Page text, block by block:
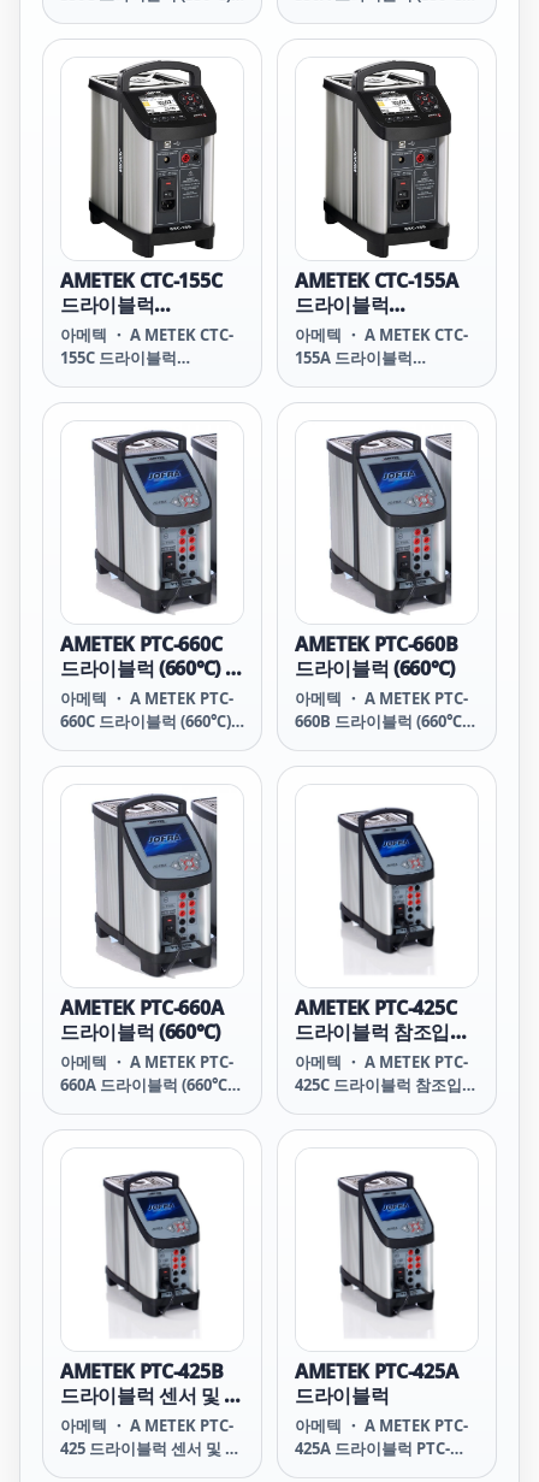
350C Compact
Temperature
Calibrator with
reference sensor input
■ 사양 - 온도범위 : 28 ~
350 ℃ - 정확도 : 0.25 /
0.45 ℃ - 안정도 : 0.1 ℃ -
분해능 : 0.01 ℃
Temperature
Calibrator ■ 사양 - 온도
범위 : 28 ~ 350 ℃ - 정확도
: 0.25 / 0.45 ℃ - 안정도 :
0.1 ℃ - 분해능 : 0.01 ℃
AMETEK CTC-155C
드라이블럭
(-25~155℃) 기준 센서
입력 포함
아메텍 ・ A METEK CTC-
155C 드라이블럭
력 포함 CTC-155C
Compact Temperature
Calibrator with
reference sensor input
■ 사양 - 온도범위 : -25 ~
155 ℃ - 정확도 : 0.2 ℃ - 안
정도 : 0.05℃ - 분해능 :
AMETEK CTC-155A
드라이블럭
(-25~155℃)
아메텍 ・ A METEK CTC-
155A 드라이블럭
Compact Temperature
Calibrator ■ 사양 - 온도
범위 : -25 ~ 155 ℃ - 정확도
: 0.2 ℃ - 안정도 : 0.05℃ -
분해능 : 0.01
AMETEK PTC-660C
드라이블럭 (660℃) 참
조입력 포함
아메텍 ・ A METEK PTC-
660C 드라이블럭 (660℃)
Professional
Temperature
Calibrator with
reference input ■ 사양
- 온도범위 : +33 ~ 660 ℃ -
정확도 : 0.15 ~ 0.2 ℃ - 안
정도 : 0.04 ℃ - 분해능 :
AMETEK PTC-660B
드라이블럭 (660℃)
아메텍 ・ A METEK PTC-
660B 드라이블럭 (660℃)
PTC-660B Professional
Temperature
Calibrator with sensor
and reference inputs ■
사양 - 온도범위 : +33 ~ 660
℃ - 정확도 : 0.15 ~ 0.2 ℃ -
안정도 : 0.04 ℃ - 분해능 :
AMETEK PTC-660A
드라이블럭 (660℃)
아메텍 ・ A METEK PTC-
660A 드라이블럭 (660℃)
Temperature
Calibrator ■ 사양 - 온도
범위 : +33 ~ 660 ℃ - 정확
도 : 0.15 ~ 0.2 ℃ - 안정도 :
0.04 ℃ - 분해능 : 0.01
AMETEK PTC-425C
드라이블럭 참조입력
포함
아메텍 ・ A METEK PTC-
425C 드라이블럭 참조입력
Professional
Temperature
Calibrator with
reference input PTC-
425c PTC425c AMETEK
PTC-425 아메텍 PTC-425
아미텍 PTC-425 PTC-425
AMETEK PTC-425 아메텍
PTC-425 아미텍 AMETEK
PTC425 아메텍 PTC425 아
미텍 PTC425 PTC425
AMETEK PTC425 아메텍
PTC425 아미텍
AMETEK PTC-425B
드라이블럭 센서 및 참
조입력 포함
아메텍 ・ A METEK PTC-
425 드라이블럭 센서 및 참
AMETEK PTC-425A
드라이블럭
아메텍 ・ A METEK PTC-
425A 드라이블럭 PTC-